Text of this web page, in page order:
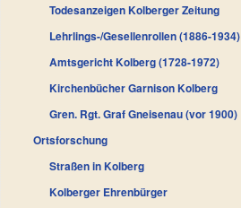
Todesanzeigen Kolberger Zeitung
Lehrlings-/Gesellenrollen (1886-1934)
Amtsgericht Kolberg (1728-1972)
Kirchenbücher Garnison Kolberg
Gren. Rgt. Graf Gneisenau (vor 1900)
Ortsforschung
Straßen in Kolberg
Kolberger Ehrenbürger